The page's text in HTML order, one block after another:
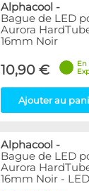
Alphacool -
Bague de LED
Aurora
16mm Noir
10,90 €
En
Ajouter au
Alphacool -
Bague de LED
Aurora
16mm Noir -